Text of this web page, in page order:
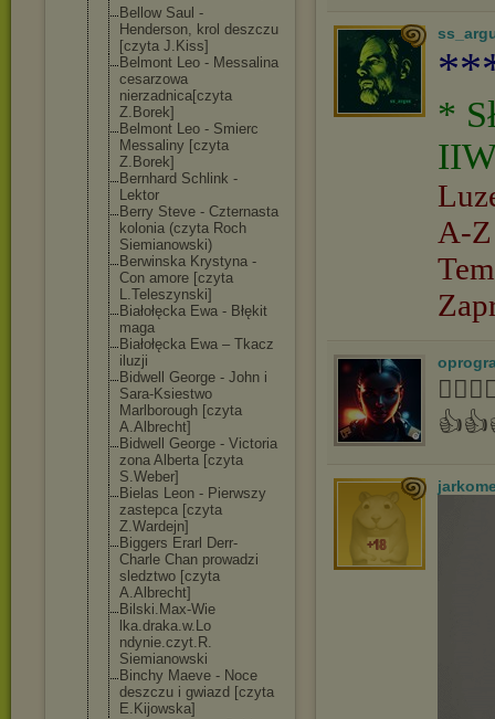
Bellow Saul -
Henderson, krol deszczu
[czyta J.Kiss]
Belmont Leo - Messalina
cesarzowa
nierzadnica[czyta
Z.Borek]
Belmont Leo - Smierc
Messaliny [czyta
Z.Borek]
Bernhard Schlink -
Lektor
Berry Steve - Czternasta
kolonia (czyta Roch
Siemianowski)
Berwinska Krystyna -
Con amore [czyta
L.Teleszynski]
Białołęcka Ewa - Błękit
maga
Białołęcka Ewa – Tkacz
iluzji
Bidwell George - John i
Sara-Ksiestwo
Marlborough [czyta
A.Albrecht]
Bidwell George - Victoria
zona Alberta [czyta
S.Weber]
Bielas Leon - Pierwszy
zastepca [czyta
Z.Wardejn]
Biggers Erarl Derr-
Charle Chan prowadzi
sledztwo [czyta
A.Albrecht]
Bilski.Max-Wie
lka.draka.w.Lo
ndynie.czyt.R.
Siemianowski
Binchy Maeve - Noce
deszczu i gwiazd [czyta
E.Kijowska]
*
A-